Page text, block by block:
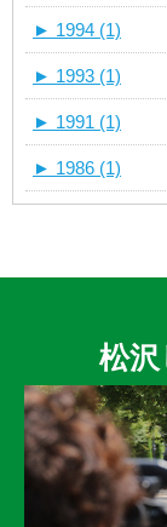
► 1994 (1)
► 1993 (1)
► 1991 (1)
► 1986 (1)
松